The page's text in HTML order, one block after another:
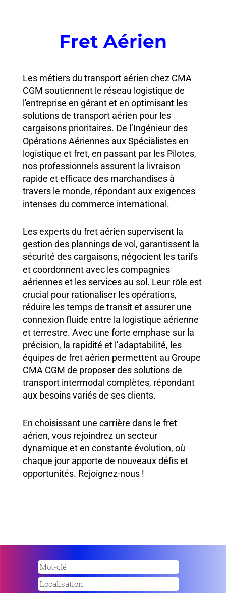
Fret Aérien
Les métiers du transport aérien chez CMA
CGM soutiennent le réseau logistique de
l'entreprise en gérant et en optimisant les
solutions de transport aérien pour les
cargaisons prioritaires. De l’Ingénieur des
Opérations Aériennes aux Spécialistes en
logistique et fret, en passant par les Pilotes,
nos professionnels assurent la livraison
rapide et efficace des marchandises à
travers le monde, répondant aux exigences
intenses du commerce international.
Les experts du fret aérien supervisent la
gestion des plannings de vol, garantissent la
sécurité des cargaisons, négocient les tarifs
et coordonnent avec les compagnies
aériennes et les services au sol. Leur rôle est
crucial pour rationaliser les opérations,
réduire les temps de transit et assurer une
connexion fluide entre la logistique aérienne
et terrestre. Avec une forte emphase sur la
précision, la rapidité et l’adaptabilité, les
équipes de fret aérien permettent au Groupe
CMA CGM de proposer des solutions de
transport intermodal complètes, répondant
aux besoins variés de ses clients.
En choisissant une carrière dans le fret
aérien, vous rejoindrez un secteur
dynamique et en constante évolution, où
chaque jour apporte de nouveaux défis et
opportunités. Rejoignez-nous !